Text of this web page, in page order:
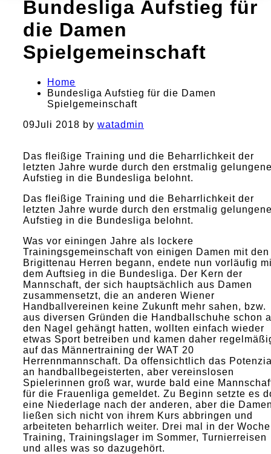
Bundesliga Aufstieg für
die Damen
Spielgemeinschaft
Home
Bundesliga Aufstieg für die Damen
Spielgemeinschaft
09Juli 2018 by watadmin
Das fleißige Training und die Beharrlichkeit der
letzten Jahre wurde durch den erstmalig
Aufstieg in die Bundesliga belohnt.
Das fleißige Training und die Beharrlichkeit der
letzten Jahre wurde durch den erstmalig
Aufstieg in die Bundesliga belohnt.
Was vor einingen Jahre als lockere
Trainingsgemeinschaft von einigen Damen mit den
Brigittenau Herren begann, endete nun vorläufig
dem Auftsieg in die Bundesliga. Der Kern der
Mannschaft, der sich hauptsächlich aus Damen
zusammensetzt, die an anderen Wiener
Handballvereinen keine Zukunft mehr sahen, bzw.
aus diversen Gründen die Handballschuhe schon
den Nagel gehängt hatten, wollten einfach wieder
etwas Sport betreiben und kamen daher
auf das Männertraining der WAT 20
Herrennmannschaft. Da offensichtlich das
an handballbegeisterten, aber vereinslosen
Spielerinnen groß war, wurde bald eine
für die Frauenliga gemeldet. Zu Beginn setzte es
eine Niederlage nach der anderen, aber die
ließen sich nicht von ihrem Kurs abbringen und
arbeiteten beharrlich weiter. Drei mal in der Woche
Training, Trainingslager im Sommer, Turnierreisen
und alles was so dazugehört.